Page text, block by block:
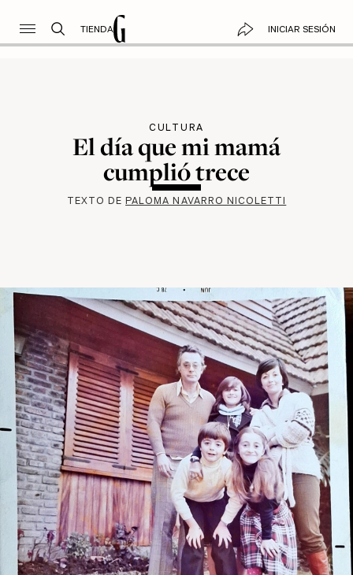
TIENDA INICIAR SESIÓN
CULTURA
El día que mi mamá
cumplió trece
TEXTO DEPALOMA NAVARRO NICOLETTI